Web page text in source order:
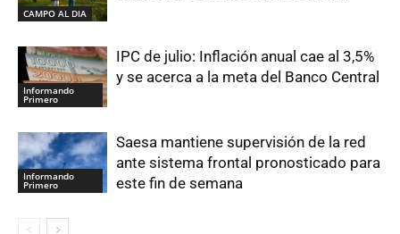
CAMPO AL DIA
Informando
Primero
IPC de julio: Inflación anual cae al 3,5%
y se acerca a la meta del Banco Central
Informando
Primero
Saesa mantiene supervisión de la red
ante sistema frontal pronosticado para
este fin de semana